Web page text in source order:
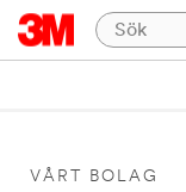
VÅRT BOLAG